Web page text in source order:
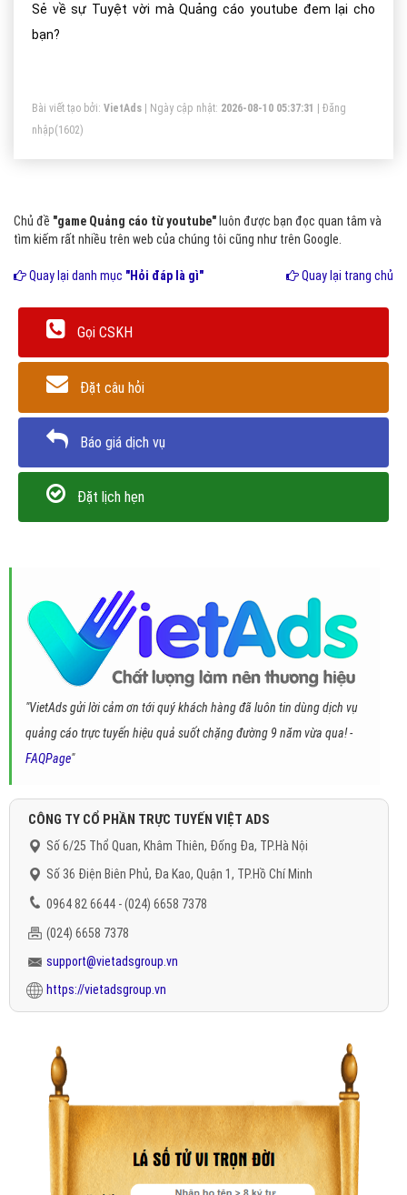
Sẻ về sự Tuyệt vời mà Quảng cáo youtube đem lại cho
bạn?
Bài viết tạo bởi: VietAds | Ngày cập nhật: 2026-08-10 05:37:31
Đăng
nhập(1602)
Chủ đề "game Quảng cáo từ youtube" luôn được bạn đọc quan tâm và
tìm kiếm rất nhiều trên web của chúng tôi cũng như trên Google.
Quay lại danh mục "Hỏi đáp là gì" Quay lại trang chủ
Gọi CSKH
Đặt câu hỏi
Báo giá dịch vụ
Đặt lịch hẹn
"VietAds gửi lời cảm ơn tới quý khách hàng đã luôn tin dùng dịch vụ
quảng cáo trực tuyến hiệu quả suốt chặng đường 9 năm vừa qua! -
FAQPage"
CÔNG TY CỔ PHẦN TRỰC TUYẾN VIỆT ADS
Số 6/25 Thổ Quan, Khâm Thiên, Đống Đa, TP.Hà Nội
Số 36 Điện Biên Phủ, Đa Kao, Quận 1, TP.Hồ Chí Minh
0964 82 6644 - (024) 6658 7378
(024) 6658 7378
support@vietadsgroup.vn
https://vietadsgroup.vn